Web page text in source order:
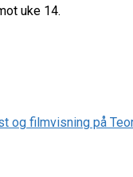
uke 14.
og filmvisning på